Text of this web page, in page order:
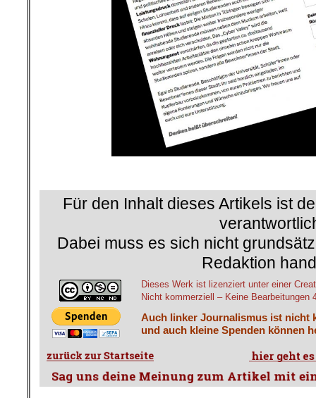
Für den Inhalt dieses Artikels ist
Dabei muss es sich nicht
Redaktion
Dieses Werk ist lizenziert unter einer
Nicht kommerziell – Keine Bearbeitungen
Auch linker Journalismus ist nicht
und auch kleine Spenden können